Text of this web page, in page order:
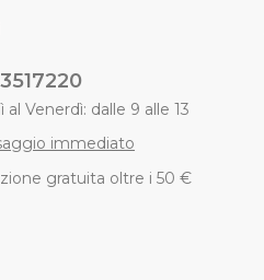
al Venerdì: dalle 9 alle 13
immediato
gratuita oltre i 50 €